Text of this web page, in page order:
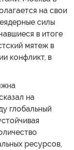
на свои
силы
в итоге
мятеж в
конфликт, в
на
глобальный
ресурсов,